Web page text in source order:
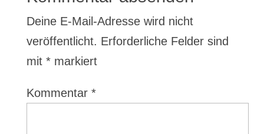
Deine E-Mail-Adresse wird nicht
veröffentlicht. Erforderliche Felder sind
mit *markiert
Kommentar *